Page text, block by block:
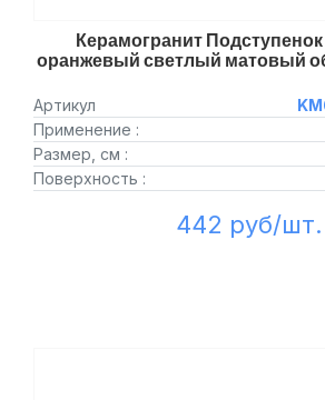
Керамогранит
оранжевый светлый матовый
Артикул
Применение :
Размер, см :
Поверхность :
442 руб/шт.